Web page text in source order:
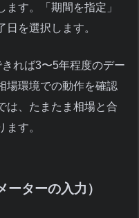
ます。「期間を指定」
を選択します。
れば3〜5年程度のデー
場環境での動作を確認
は、たまたま相場と合
す。
ターの入力）